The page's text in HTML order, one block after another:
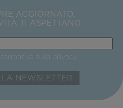
AGGIORNATO,
TI ASPETTANO
sulla privacy